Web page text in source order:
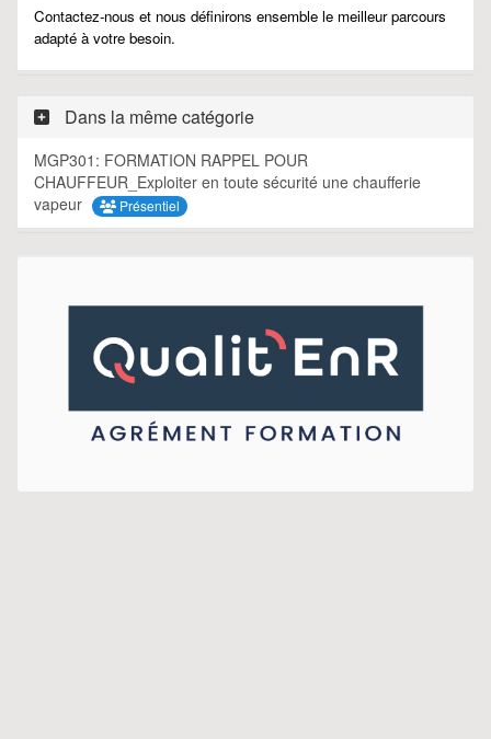
Contactez-nous et nous définirons ensemble le meilleur parcours
adapté à votre besoin.
Dans la même catégorie
MGP301: FORMATION RAPPEL POUR
CHAUFFEUR_Exploiter en toute sécurité une chaufferie
vapeur
Présentiel